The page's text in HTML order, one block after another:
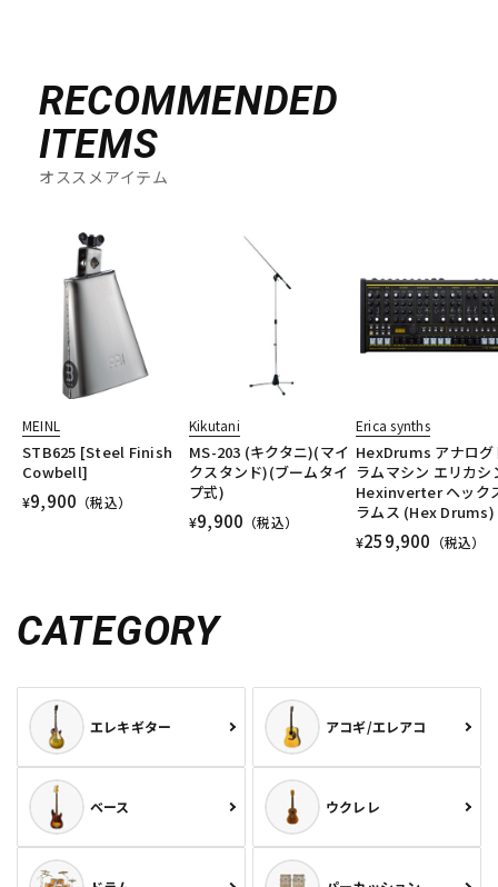
RECOMMENDED
ITEMS
オススメアイテム
MEINL
STB625 [Steel Finish
Cowbell]
¥9,900 （税込）
Kikutani
MS-203 (キクタニ)(マイ
クスタンド)(ブームタイ
プ式)
¥9,900 （税込）
Erica synths
HexDrums アナログ
ラムマシン エリカシ
Hexinverter ヘック
ラムス (Hex Drums)
¥259,900 （税込）
CATEGORY
エレキギター アコギ/エレアコ
ベース ウクレレ